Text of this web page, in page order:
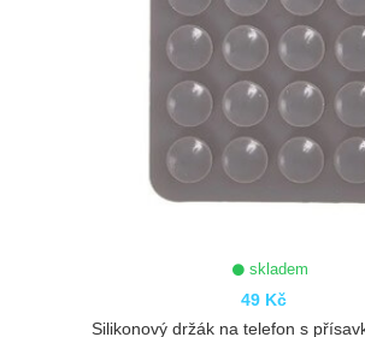
skladem
49 Kč
Silikonový držák na telefon s